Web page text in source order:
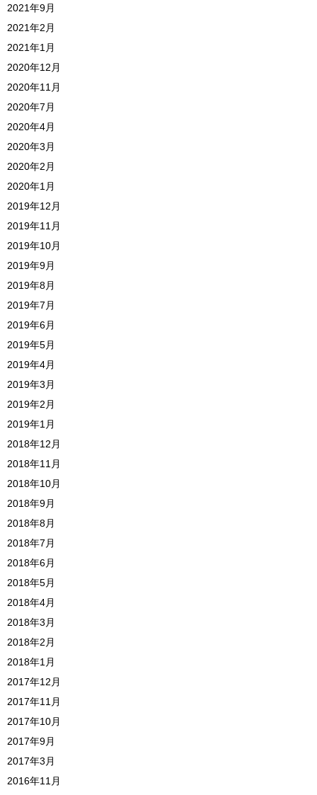
2021年9月
2021年2月
2021年1月
2020年12月
2020年11月
2020年7月
2020年4月
2020年3月
2020年2月
2020年1月
2019年12月
2019年11月
2019年10月
2019年9月
2019年8月
2019年7月
2019年6月
2019年5月
2019年4月
2019年3月
2019年2月
2019年1月
2018年12月
2018年11月
2018年10月
2018年9月
2018年8月
2018年7月
2018年6月
2018年5月
2018年4月
2018年3月
2018年2月
2018年1月
2017年12月
2017年11月
2017年10月
2017年9月
2017年3月
2016年11月